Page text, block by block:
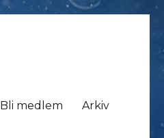
Bli medlem Arkiv